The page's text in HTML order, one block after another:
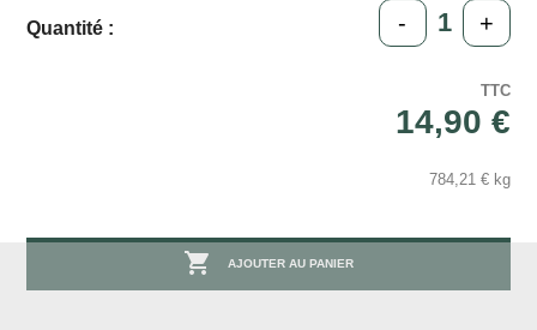
Quantité : - +
TTC
14,90 €
784,21 € kg
 AJOUTER AU PANIER